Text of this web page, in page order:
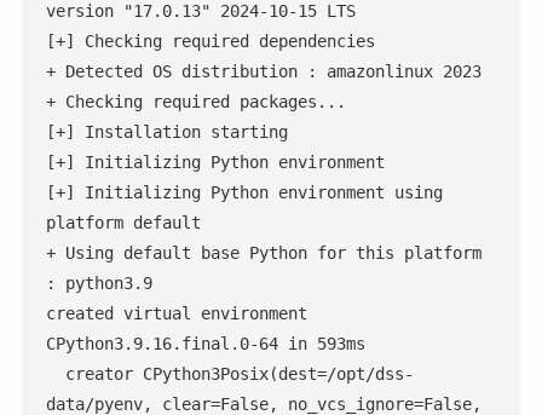
version "17.0.13" 2024-10-15 LTS
[+] Checking required dependencies
+ Detected OS distribution : amazonlinux 2023
+ Checking required packages...
[+] Installation starting
[+] Initializing Python environment
[+] Initializing Python environment using
platform default
+ Using default base Python for this platform
: python3.9
created virtual environment
CPython3.9.16.final.0-64 in 593ms
data/pyenv, clear=False, no_vcs_ignore=False,